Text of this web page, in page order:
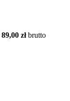
89,00 złbrutto